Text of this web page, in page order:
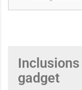
e
n
n
a
n
t
gadget